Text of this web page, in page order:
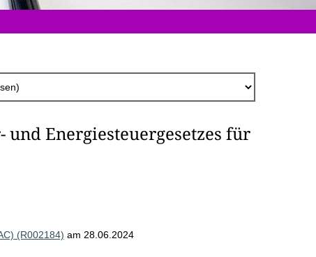
und Energiesteuergesetzes für
(R002184) am 28.06.2024